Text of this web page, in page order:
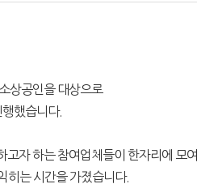
상공인을 대상으로
했습니다.
고자 하는 참여업체들이 한자리에 모여
히는 시간을 가졌습니다.